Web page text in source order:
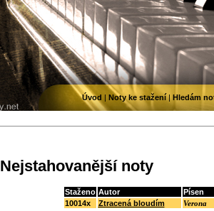
Nejstahovanější noty
Staženo Autor
Písen
10014x
Ztracená bloudím
Verona
Úvod | Noty ke stažení| Hledám